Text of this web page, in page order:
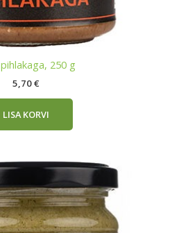
250 g
5,70€
LISA KORVI